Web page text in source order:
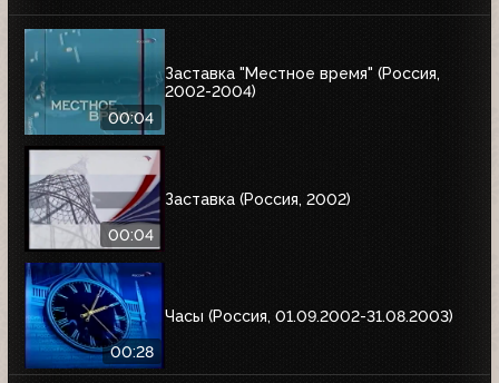
00:04
Заставка "Местное время" (Россия,
2002-2004)
00:04
Заставка (Россия, 2002)
00:28
Часы (Россия, 01.09.2002-31.08.2003)